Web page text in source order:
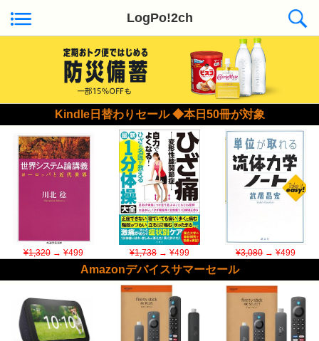
LogPo!2ch
Kindle日替わりセール ◆本日50冊が対象
¥1,320→ ¥499 ¥1,738→ ¥499 ¥3,080→ ¥499
Amazonデバイスサマーセール